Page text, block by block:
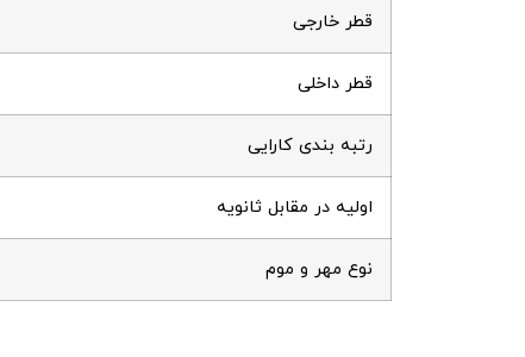
قطر خارجی
قطر داخلی
رتبه بندی کارایی
اولیه در مقابل ثانویه
نوع مهر و موم